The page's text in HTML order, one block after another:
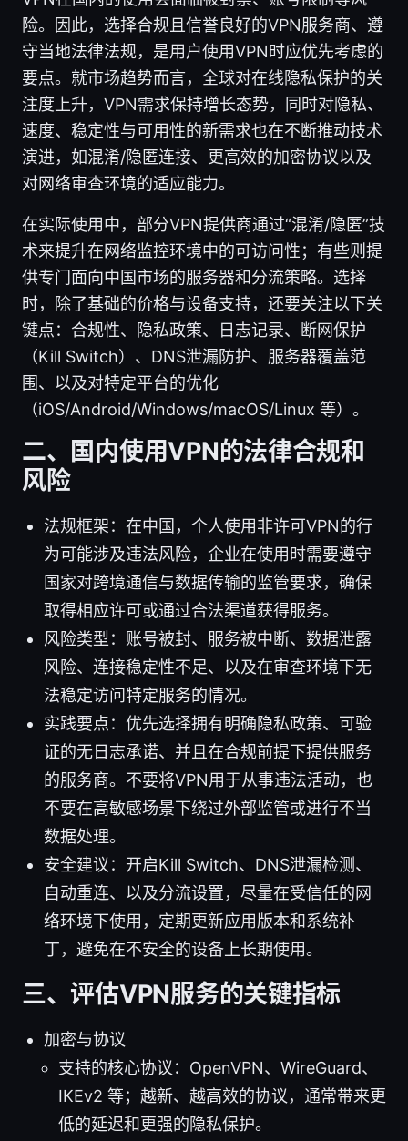
险。因此，选择合规且信誉良好的VPN服务商、遵
守当地法律法规，是用户使用VPN时应优先考虑的
要点。就市场趋势而言，全球对在线隐私保护的关
注度上升，VPN需求保持增长态势，同时对隐私、
速度、稳定性与可用性的新需求也在不断推动技术
演进，如混淆/隐匿连接、更高效的加密协议以及
对网络审查环境的适应能力。
在实际使用中，部分VPN提供商通过“混淆/隐匿”技
术来提升在网络监控环境中的可访问性；有些则提
供专门面向中国市场的服务器和分流策略。选择
时，除了基础的价格与设备支持，还要关注以下关
键点：合规性、隐私政策、日志记录、断网保护
（Kill Switch）、DNS泄漏防护、服务器覆盖范
围、以及对特定平台的优化
（iOS/Android/Windows/macOS/Linux 等）。
二、国内使用VPN的法律合规和
风险
法规框架：在中国，个人使用非许可VPN的行
为可能涉及违法风险，企业在使用时需要遵守
国家对跨境通信与数据传输的监管要求，确保
取得相应许可或通过合法渠道获得服务。
风险类型：账号被封、服务被中断、数据泄露
风险、连接稳定性不足、以及在审查环境下无
法稳定访问特定服务的情况。
实践要点：优先选择拥有明确隐私政策、可验
证的无日志承诺、并且在合规前提下提供服务
的服务商。不要将VPN用于从事违法活动，也
不要在高敏感场景下绕过外部监管或进行不当
数据处理。
安全建议：开启Kill Switch、DNS泄漏检测、
自动重连、以及分流设置，尽量在受信任的网
络环境下使用，定期更新应用版本和系统补
丁，避免在不安全的设备上长期使用。
三、评估VPN服务的关键指标
加密与协议
支持的核心协议：OpenVPN、WireGuard、
IKEv2 等；越新、越高效的协议，通常带来更
低的延迟和更强的隐私保护。